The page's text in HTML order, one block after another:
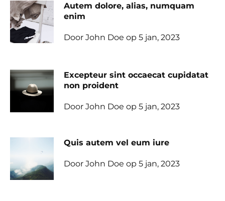
Autem dolore, alias, numquam
enim
Door John Doe op 5 jan, 2023
Excepteur sint occaecat cupidatat
non proident
Door John Doe op 5 jan, 2023
Quis autem vel eum iure
Door John Doe op 5 jan, 2023